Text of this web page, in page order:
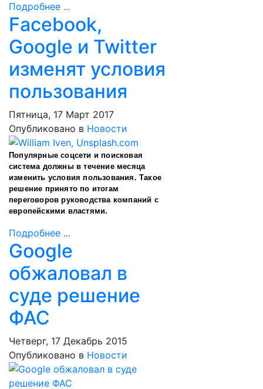
Подробнее ...
Facebook,
Google и Twitter
изменят условия
пользования
Пятница, 17 Март 2017
Опубликовано в Новости
Популярные соцсети и поисковая
система должны в течение месяца
изменить условия пользования. Такое
решение принято по итогам
переговоров руководства компаний с
европейскими властями.
Подробнее ...
Google
обжаловал в
суде решение
ФАС
Четверг, 17 Декабрь 2015
Опубликовано в Новости